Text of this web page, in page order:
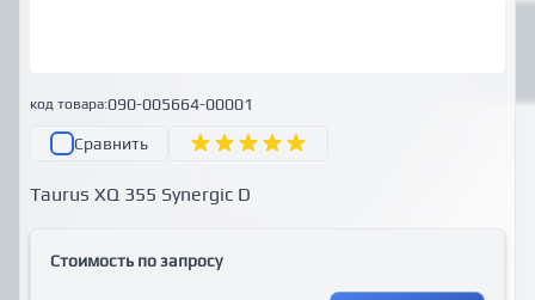
код товара:090-005664-00001
Сравнить
Taurus XQ 355 Synergic D
Стоимость по запросу